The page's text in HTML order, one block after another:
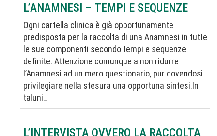
L’ANAMNESI – TEMPI E SEQUENZE
Ogni cartella clinica è già opportunamente
predisposta per la raccolta di una Anamnesi in tutte
le sue componenti secondo tempi e sequenze
definite. Attenzione comunque a non ridurre
l’Anamnesi ad un mero questionario, pur dovendosi
privilegiare nella stesura una opportuna sintesi.In
taluni…
L’INTERVISTA OVVERO LA RACCOLTA